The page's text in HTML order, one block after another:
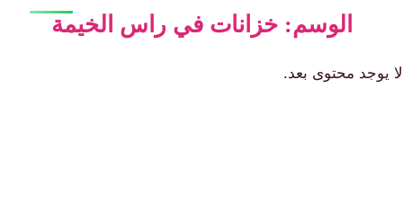
الوسم: خزانات في راس الخيمة
لا يوجد محتوى بعد.